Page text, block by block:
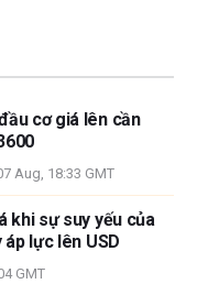
cơ giá lên cần
Aug, 18:33 GMT
khi sự suy yếu của
lực lên USD
GMT